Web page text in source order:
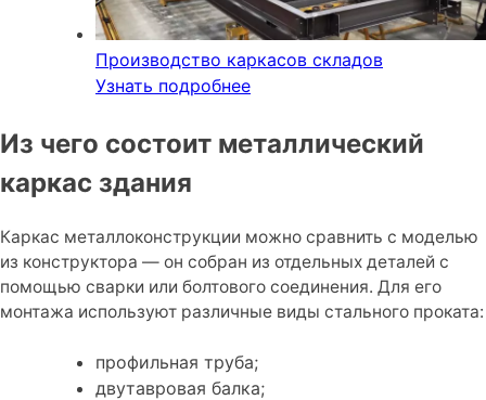
Производство каркасов складов
Узнать подробнее
Из чего состоит металлический
каркас здания
Каркас металлоконструкции можно сравнить с моделью
из конструктора — он собран из отдельных деталей с
помощью сварки или болтового соединения. Для его
монтажа используют различные виды стального проката:
профильная труба;
двутавровая балка;